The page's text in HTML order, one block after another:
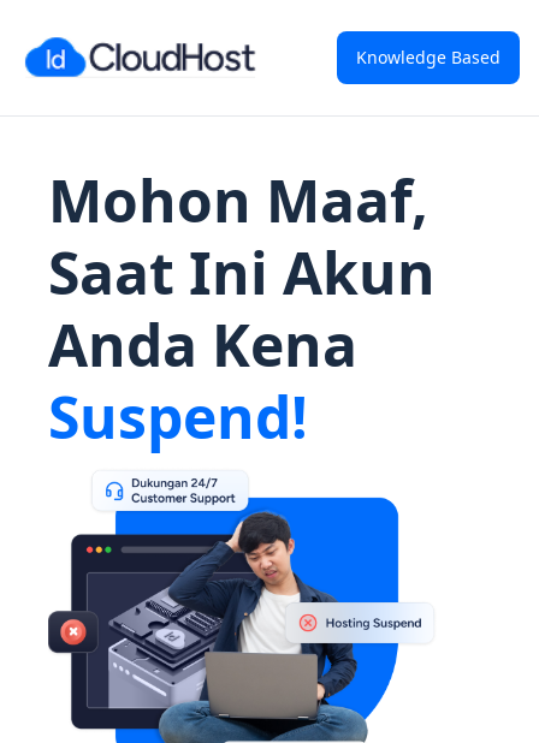
Knowledge Based
Mohon Maaf,
Saat Ini Akun
Anda Kena
Suspend!